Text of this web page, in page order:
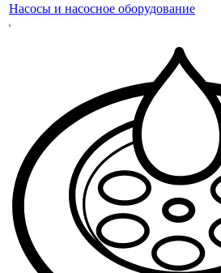
Насосы и насосное оборудование